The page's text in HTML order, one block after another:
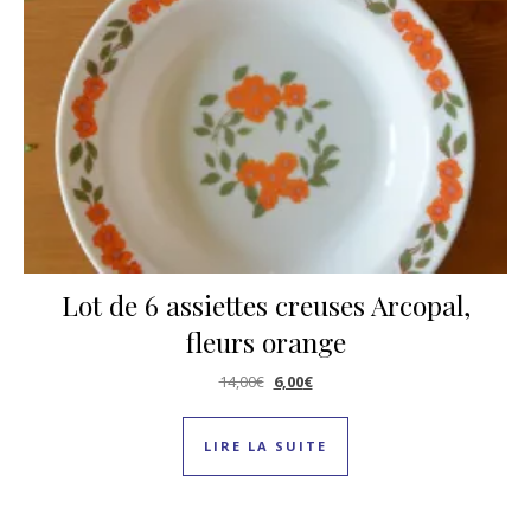
Lot de 6 assiettes creuses Arcopal,
fleurs orange
14,00€ Le prix initial était : 14,00€.
6,00€Le prix actuel est : 6,00€.
LIRE LA SUITE